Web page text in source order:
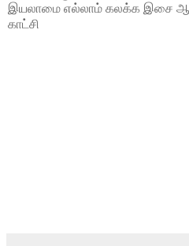
இயலாமை எல்லாம் கலக்க இசை
காட்சி